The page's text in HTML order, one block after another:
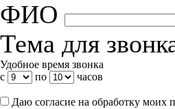
ФИО
Тема для
Удобное время звонка
с
по часов
Даю согласие на обработку